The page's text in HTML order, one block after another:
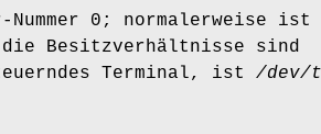
Nummer 0; normalerweise ist
Besitzverhältnisse sind
Terminal, ist /dev/